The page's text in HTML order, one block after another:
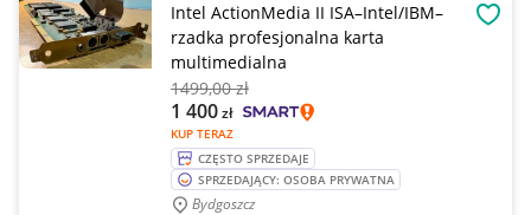
Intel ActionMedia II ISA–Intel/IBM–
rzadka profesjonalna karta
multimedialna
1499,00 zł
KUP TERAZ
1 400zł
CZĘSTO SPRZEDAJE
SPRZEDAJĄCY: OSOBA PRYWATNA
Bydgoszcz